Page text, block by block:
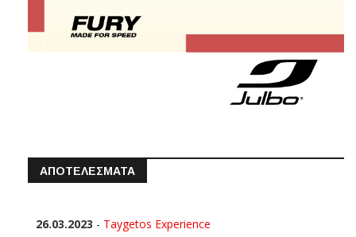
ΑΠΟΤΕΛΕΣΜΑΤΑ
26.03.2023 - Taygetos Experience